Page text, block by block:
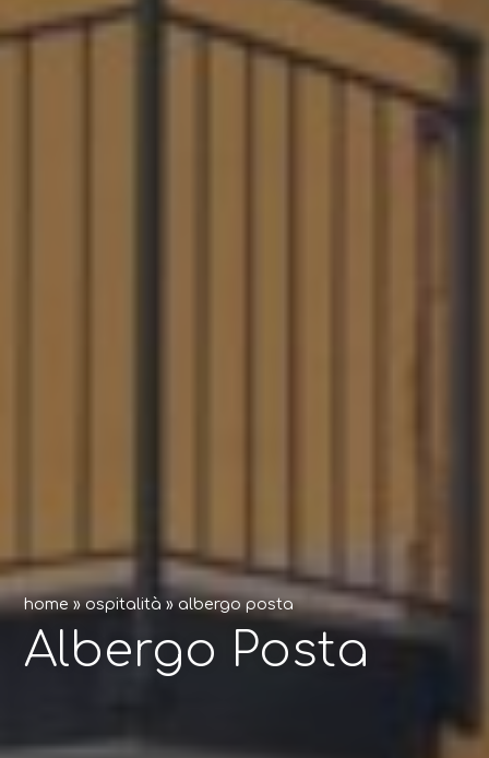
home »ospitalità »albergo posta
Albergo Posta